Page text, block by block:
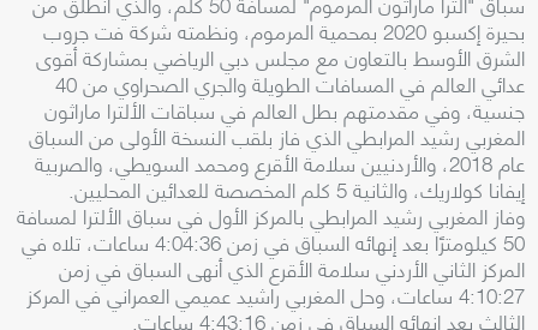
بحيرة إكسبو 2020 بمحمية المرموم، ونظمته شركة فت جروب
الشرق الأوسط بالتعاون مع مجلس دبي الرياضي بمشاركة أقوى
عدائي العالم في المسافات الطويلة والجري الصحراوي من 40
جنسية، وفي مقدمتهم بطل العالم في سباقات الألترا ماراثون
المغربي رشيد المرابطي الذي فاز بلقب النسخة الأولى من السباق
عام 2018، والأردنيين سلامة الأقرع ومحمد السويطي، والصربية
إيفانا كولاريك، والثانية 5 كلم المخصصة للعدائين المحليين.
وفاز المغربي رشيد المرابطي بالمركز الأول في سباق الألترا لمسافة
50 كيلومترًا بعد إنهائه السباق في زمن 4:04:36 ساعات، تلاه في
المركز الثاني الأردني سلامة الأقرع الذي أنهى السباق في زمن
4:10:27 ساعات، وحل المغربي راشيد عميمي العمراني في المركز
الثالث بعد إنهائه السباق في زمن 4:43:16 ساعات.